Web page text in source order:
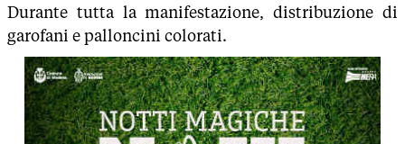
Durante tutta la manifestazione, distribuzione di
garofani e palloncini colorati.